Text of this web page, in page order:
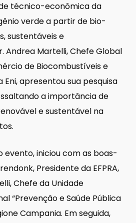
técnico-econômica da
verde a partir de bio-
sustentáveis e
Andrea Martelli, Chefe Global
de Biocombustíveis e
apresentou sua pesquisa
a importância de
e sustentável na
evento, iniciou com as boas-
Presidente da EFPRA,
Chefe da Unidade
“Prevenção e Saúde Pública
Campania. Em seguida,